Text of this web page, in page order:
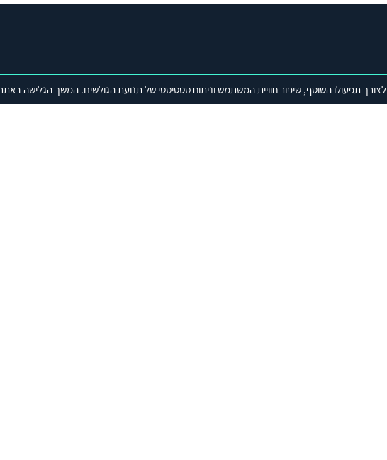
לצורך תפעולו השוטף, שיפור חוויית המשתמש וניתוח סטטיסטי של תנועת הגולשים. המשך הגלישה
פרויקטים